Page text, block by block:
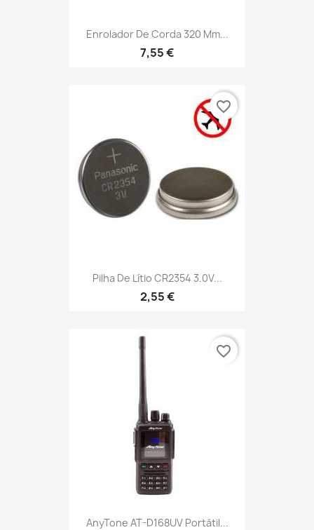
Enrolador De Corda 320 Mm...
7,55 €
Pilha De Lítio CR2354 3.0V...
2,55 €
favorite_border
AnyTone AT-D168UV Portátil...
favorite_border